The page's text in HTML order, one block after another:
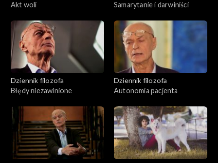
Akt woli
Samarytanie i darwiniści
Dziennik filozofa
Błędy niezawinione
Dziennik filozofa
Autonomia pacjenta